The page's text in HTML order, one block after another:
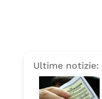
Ultime notizie: